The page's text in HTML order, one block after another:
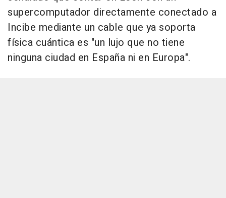
supercomputador directamente conectado a
Incibe mediante un cable que ya soporta
física cuántica es "un lujo que no tiene
ninguna ciudad en España ni en Europa".